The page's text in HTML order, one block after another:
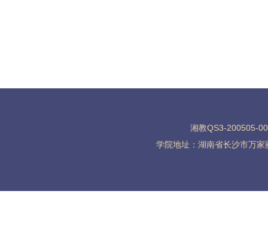
湘教QS3-200505-
学院地址：湖南省长沙市万